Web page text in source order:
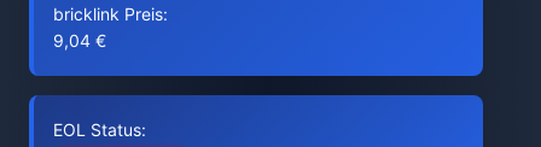
bricklink Preis:
9,04 €
EOL Status: